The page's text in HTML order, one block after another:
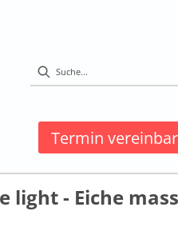
Termin
light - Eiche